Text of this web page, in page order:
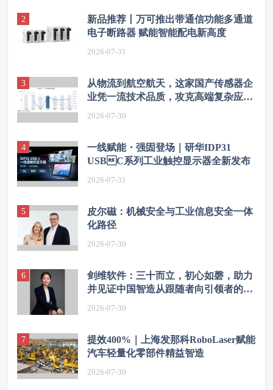
新品推荐丨万可推出带通信功能多通道
电子断路器 赋能智能配电新高度
2026-07-31
从物流到航空航天，这家国产传感器企
业凭一流技术品质，攻克高端复杂应用
2026-07-30
一线赋能・强固登场｜研华IDP31
USBC系列工业触控显示器全新发布
2026-07-31
皮尔磁：机械安全与工业信息安全一体
化路径
2026-07-30
剑维软件：三十而立，初心如磬，助力
并见证中国智造从跟随者向引领者的华
2026-07-30
提效400%｜上海发那科RoboLaser赋能
汽车轻量化零部件精益智造
2026-07-30